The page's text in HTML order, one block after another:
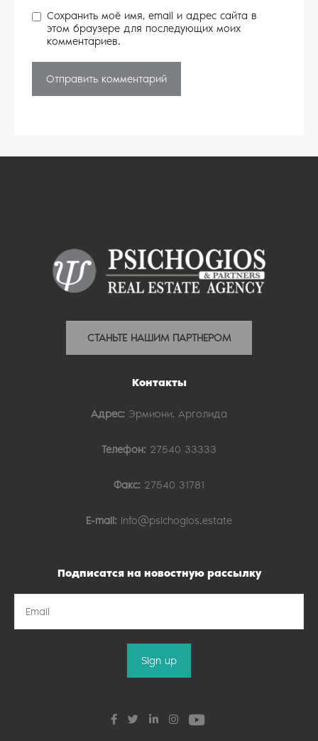
Сохранить моё имя, email и адрес сайта в
этом браузере для последующих моих
комментариев.
СТАНЬТЕ НАШИМ ПАРТНЕРОМ
Контакты
Адрес: Эрмиони, Арголида
Телефон: 27540 33333
Факс: 27540 31781
E-mail: info@psichogios.estate
Подписатся на новостную рассылку